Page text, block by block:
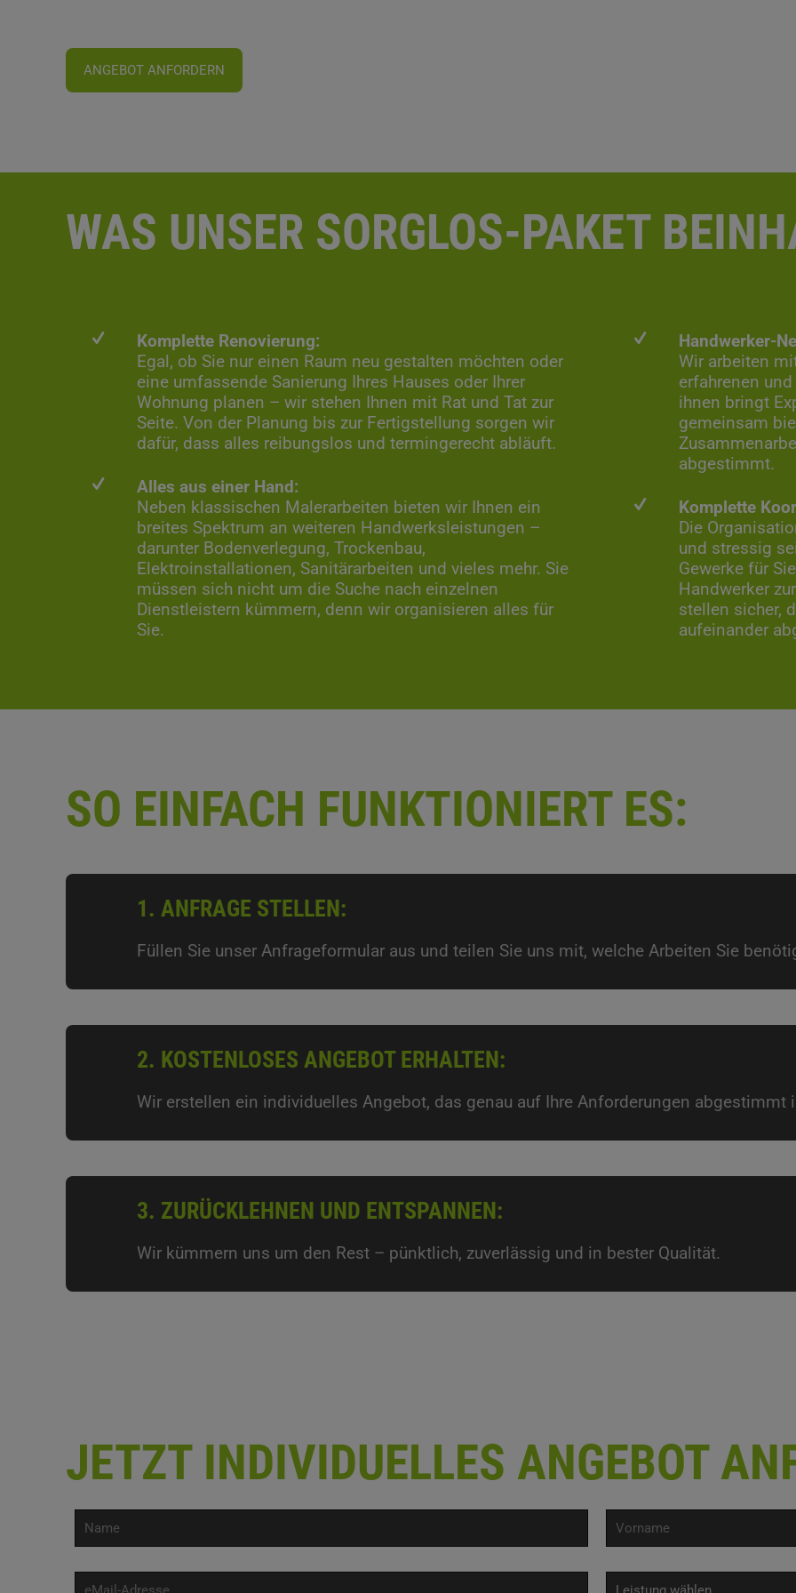
ANGEBOT ANFORDERN
WAS UNSER SORGLOS-PAKET
Komplette Renovierung:
Egal, ob Sie nur einen Raum neu gestalten möchten oder
eine umfassende Sanierung Ihres Hauses oder Ihrer
Wohnung planen – wir stehen Ihnen mit Rat und Tat zur
Seite. Von der Planung bis zur Fertigstellung sorgen wir
dafür, dass alles reibungslos und termingerecht abläuft.
Alles aus einer Hand:
Neben klassischen Malerarbeiten bieten wir Ihnen ein
breites Spektrum an weiteren Handwerksleistungen –
darunter Bodenverlegung, Trockenbau,
Elektroinstallationen, Sanitärarbeiten und vieles mehr. Sie
müssen sich nicht um die Suche nach einzelnen
Dienstleistern kümmern, denn wir organisieren alles für
Sie.
Handwerker-
Wir arbeiten
erfahrenen
ihnen bringt
gemeinsam
abgestimmt.
Komplette
Die
und stressig
Gewerke für
Handwerker
stellen sicher,
aufeinander
SO EINFACH FUNKTIONIERT ES:
1. ANFRAGE STELLEN:
Füllen Sie unser Anfrageformular aus und teilen Sie uns mit, welche Arbeiten Sie
2. KOSTENLOSES ANGEBOT ERHALTEN:
Wir erstellen ein individuelles Angebot, das genau auf Ihre Anforderungen abgestimmt
3. ZURÜCKLEHNEN UND ENTSPANNEN:
Wir kümmern uns um den Rest – pünktlich, zuverlässig und in bester Qualität.
JETZT INDIVIDUELLES ANGEBOT